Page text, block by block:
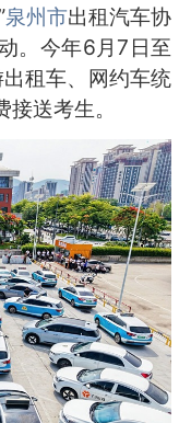
泉州市出租汽车协
。今年6月7日至
租车、网约车统
送考生。